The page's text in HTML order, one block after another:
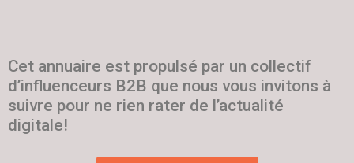
Cet annuaire est propulsé par un collectif
d’influenceurs B2B que nous vous invitons à
suivre pour ne rien rater de l’actualité
digitale!